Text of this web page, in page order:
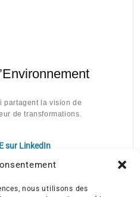
nous utilisons des
partagent la vision de
de transformations.
sur LinkedIn